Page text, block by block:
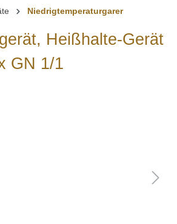
Niedrigtemperaturgarer
Heißhalte-Gerät
GN 1/1